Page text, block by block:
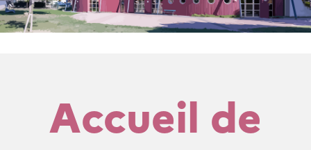
Accueil de